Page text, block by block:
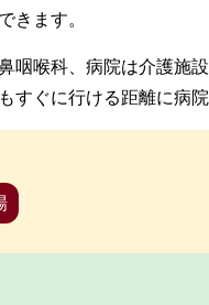
きます。
咽喉科、病院は介護施
すぐに行ける距離に病